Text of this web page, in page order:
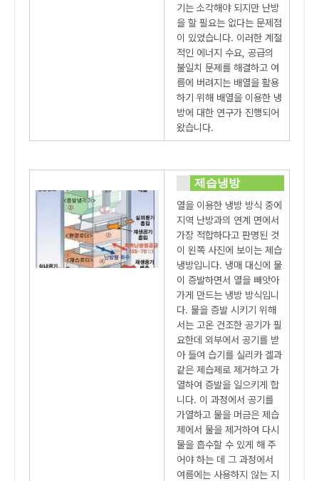
기는 소각해야 되지만 난방
을 할 필요는 없다는 문제점
이 있었습니다. 이러한 계절
적인 에너지 수요, 공급의
불일치 문제를 해결하고 여
름에 버려지는 배열을 활용
하기 위해 배열을 이용한 냉
방에 대한 연구가 진행되어
왔습니다.
제습냉방
열을 이용한 냉방 방식 중에
지역 난방과의 연계 면에서
가장 적합하다고 판명된 것
이 왼쪽 사진에 보이는 제습
냉방입니다. 냉매 대신에 물
이 증발하면서 열을 빼앗아
가게 만드는 냉방 방식입니
다. 물을 증발 시키기 위해
서는 고온 건조한 공기가 필
요한데 외부에서 공기를 받
아 들여 습기를 실리카 겔과
같은 제습제로 제거하고 가
열하여 증발을 일으키게 합
니다. 이 과정에서 공기를
가열하고 물을 머금은 제습
제에서 물을 제거하여 다시
물을 흡수할 수 있게 해 주
어야 하는 데 그 과정에서
여름에는 사용하지 않는 지